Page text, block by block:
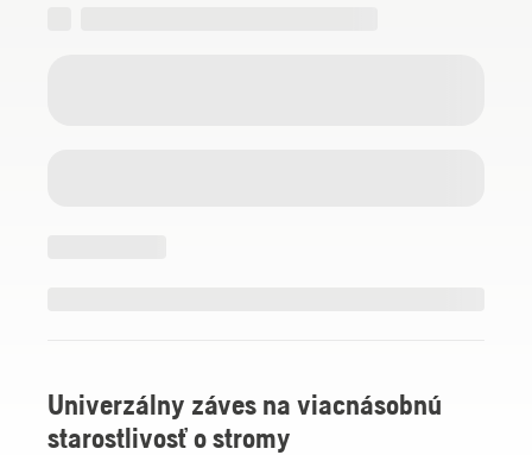
Univerzálny záves na viacnásobnú
starostlivosť o stromy